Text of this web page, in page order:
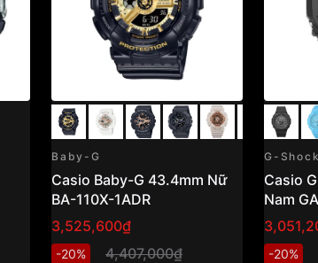
Baby-G
Casio Baby-G 43.4mm Nữ
BA-110X-1ADR
3,525,600₫
-20% 4,407,000₫
G-Shock
Casio
Nam
-20%